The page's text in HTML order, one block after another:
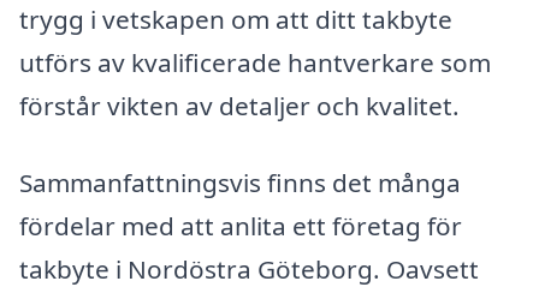
trygg i vetskapen om att ditt takbyte
utförs av kvalificerade hantverkare som
förstår vikten av detaljer och kvalitet.
Sammanfattningsvis finns det många
fördelar med att anlita ett företag för
takbyte i Nordöstra Göteborg. Oavsett